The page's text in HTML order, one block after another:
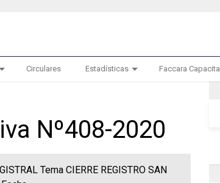
Circulares Estadísticas Faccara Capacita
Nº408-2020
Tema CIERRE REGISTRO SAN